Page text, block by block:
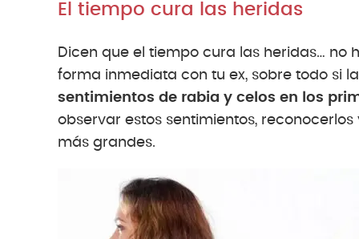
El tiempo cura las heridas
Dicen que el tiempo cura las heridas…
forma inmediata con tu ex, sobre todo si
sentimientos de rabia y celos en los
observar estos sentimientos,
más grandes.